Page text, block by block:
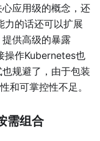
应用级的概念，还
力的话还可以扩展
供高级的暴露
操作Kubernetes也
规避了，由于包装
和可掌控性不足。
需组合